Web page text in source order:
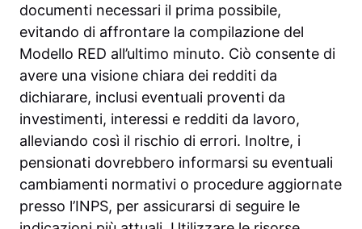
documenti necessari il prima possibile,
evitando di affrontare la compilazione del
Modello RED all’ultimo minuto. Ciò consente di
avere una visione chiara dei redditi da
dichiarare, inclusi eventuali proventi da
investimenti, interessi e redditi da lavoro,
alleviando così il rischio di errori. Inoltre, i
pensionati dovrebbero informarsi su eventuali
cambiamenti normativi o procedure aggiornate
presso l’INPS, per assicurarsi di seguire le